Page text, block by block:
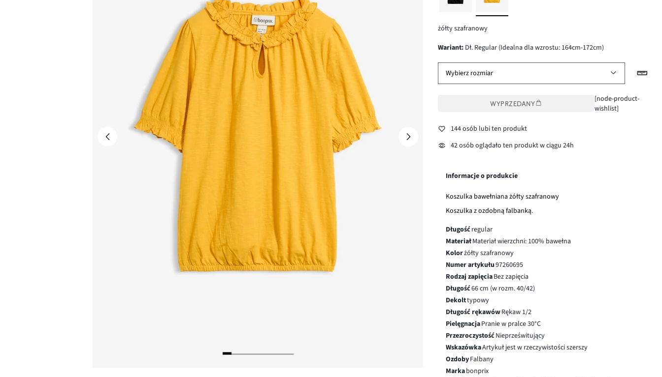
żółty szafranowy
wariant: Dł. Regular (Idealna dla wzrostu: 164cm-172cm)
Wybierz rozmiar
WYPRZEDANY
[node-product-
wishlist]
144 osób lubi ten produkt
42 osób oglądało ten produkt w ciągu 24h
Informacje o produkcie
Koszulka bawełniana żółty szafranowy
Koszulka z ozdobną falbanką.
Długośćregular
MateriałMateriał wierzchni: 100% bawełna
Kolorżółty szafranowy
Numer artykułu97260695
Rodzaj zapięciaBez zapięcia
Długość66 cm (w rozm. 40/42)
Dekolttypowy
Długość rękawówRękaw 1/2
PielęgnacjaPranie w pralce 30°C
PrzezroczystośćNieprześwitujący
WskazówkaArtykuł jest w rzeczywistości szerszy
OzdobyFalbany
Markabonprix